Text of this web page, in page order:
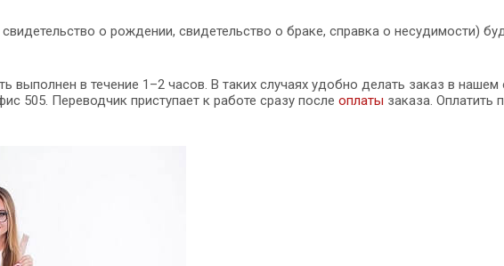
о рождении, свидетельство о браке, справка о несудимости)
выполнен в течение 1–2 часов. В таких случаях удобно делать заказ в
505. Переводчик приступает к работе сразу после оплаты заказа. Оплатить